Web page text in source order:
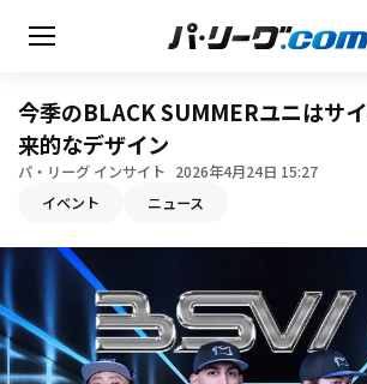
無料アカウント登録
HOME
動画
今季のBLACK SUMMERユニはサ
来的なデザイン
パ・リーグ インサイト 2026年4月24日 15:27
イベント ニュース